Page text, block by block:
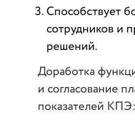
Способствует
сотрудников и
решений.
Доработка
и согласование
показателей КПЭ: